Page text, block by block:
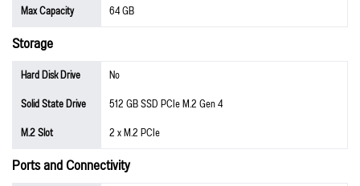
Max Capacity
64 GB
Storage
Hard Disk Drive
No
Solid State Drive
512 GB SSD PCIe M.2 Gen 4
M.2 Slot
2 x M.2 PCIe
Ports and Connectivity